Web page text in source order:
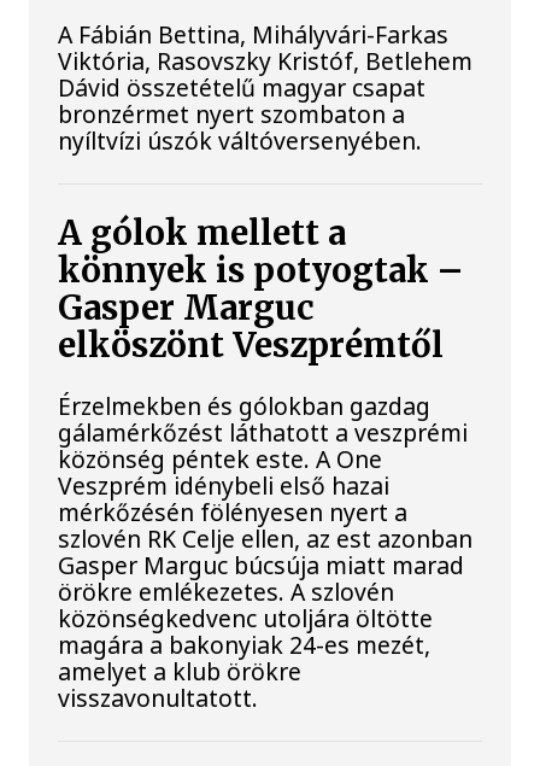
A Fábián Bettina, Mihályvári-Farkas
Viktória, Rasovszky Kristóf, Betlehem
Dávid összetételű magyar csapat
bronzérmet nyert szombaton a
nyíltvízi úszók váltóversenyében.
A gólok mellett a
könnyek is potyogtak –
Gasper Marguc
elköszönt Veszprémtől
Érzelmekben és gólokban gazdag
gálamérkőzést láthatott a veszprémi
közönség péntek este. A One
Veszprém idénybeli első hazai
mérkőzésén fölényesen nyert a
szlovén RK Celje ellen, az est azonban
Gasper Marguc búcsúja miatt marad
örökre emlékezetes. A szlovén
közönségkedvenc utoljára öltötte
magára a bakonyiak 24-es mezét,
amelyet a klub örökre
visszavonultatott.